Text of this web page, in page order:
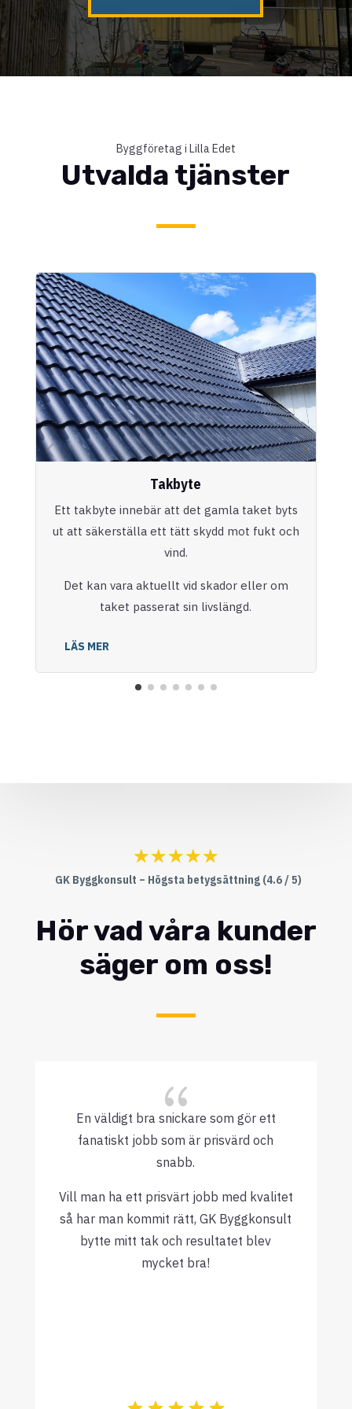
Byggföretag i Lilla Edet
Utvalda tjänster
Takbyte
Ett takbyte innebär att det gamla taket byts
ut att säkerställa ett tätt skydd mot fukt och
vind.
Det kan vara aktuellt vid skador eller om
taket passerat sin livslängd.
LÄS MER
☆☆☆☆☆
GK Byggkonsult – Högsta betygsättning (4.6 / 5)
Hör vad våra kunder
säger om oss!
{
En väldigt bra snickare som gör ett
fanatiskt jobb som är prisvärd och
snabb.
Vill man ha ett prisvärt jobb med kvalitet
så har man kommit rätt, GK Byggkonsult
bytte mitt tak och resultatet blev
mycket bra!